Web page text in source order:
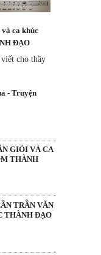
ca khúc
ĐẠO
cho thầy
- Truyện
GIỎI VÀ CA
THÀNH
TRẦN VĂN
THÀNH ĐẠO